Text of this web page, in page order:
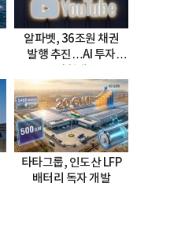
알파벳, 36조원 채권
발행 추진…AI 투자
타타그룹, 인도산 LFP
배터리 독자 개발